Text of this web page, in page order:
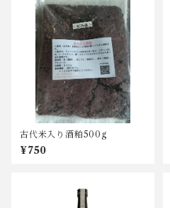
古代米入り酒粕500g
¥750